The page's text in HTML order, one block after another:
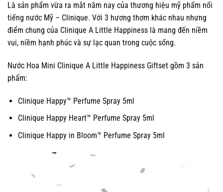
Là sản phẩm vừa ra mắt năm nay của thương hiệu mỹ phẩm nổi
tiếng nước Mỹ – Clinique. Với 3 hương thơm khác nhau nhưng
điểm chung của Clinique A Little Happiness là mang đến niềm
vui, niềm hạnh phúc và sự lạc quan trong cuộc sống.
Nước Hoa Mini Clinique A Little Happiness Giftset gồm 3 sản
phẩm:
Clinique Happy™ Perfume Spray 5ml
Clinique Happy Heart™ Perfume Spray 5ml
Clinique Happy in Bloom™ Perfume Spray 5ml